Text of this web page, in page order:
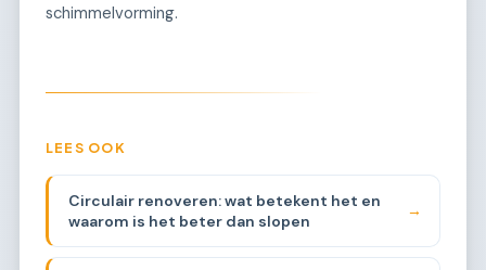
schimmelvorming.
LEES OOK
Circulair renoveren: wat betekent het en
waarom is het beter dan slopen
→